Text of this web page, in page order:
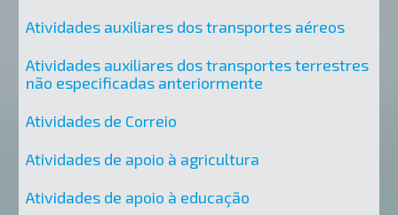
Atividades auxiliares dos transportes aéreos
Atividades auxiliares dos transportes terrestres
não especificadas anteriormente
Atividades de Correio
Atividades de apoio à agricultura
Atividades de apoio à educação